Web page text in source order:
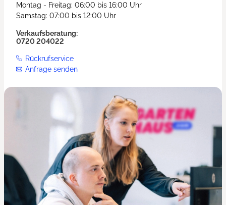
Montag - Freitag: 06:00 bis 16:00 Uhr
Samstag: 07:00 bis 12:00 Uhr
Verkaufsberatung:
0720 204022
Rückrufservice
Anfrage senden